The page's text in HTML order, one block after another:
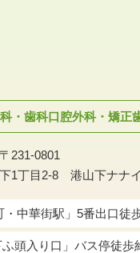
・歯科口腔外科・矯正
〒231-0801
1丁目2-8 港山下ナナ
・中華街駅」5番出口徒
頭入り口」バス停徒歩